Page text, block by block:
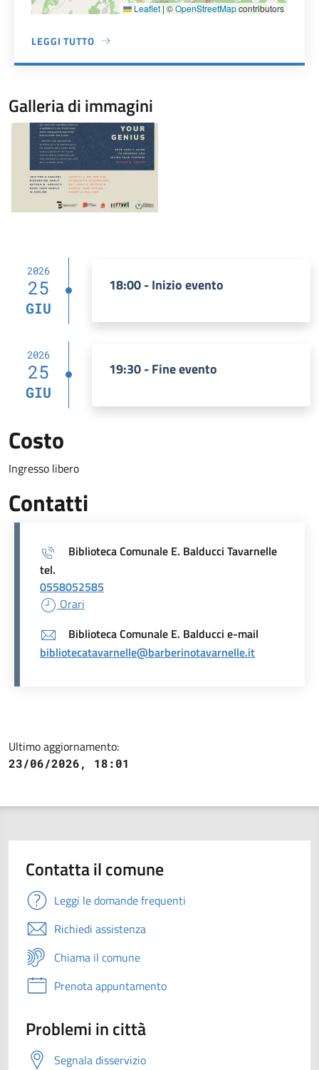
Leaflet | ©OpenStreetMapcontributors
LEGGI TUTTO
A PROPOSITO DI BIBLIOTECA COMUNALE ERNESTO
Galleria di immagini
Image
2026
25
GIU
18:00 - Inizio evento
2026
25
GIU
19:30 - Fine evento
Costo
Ingresso libero
Contatti
Biblioteca Comunale E. Balducci Tavarnelle
tel.
0558052585
Orari
Biblioteca Comunale E. Balducci e-mail
bibliotecatavarnelle@barberinotavarnelle.it
Ultimo aggiornamento:
23/06/2026, 18:01
Contatta il comune
Leggi le domande frequenti
Richiedi assistenza
Chiama il comune
Prenota appuntamento
Problemi in città
Segnala disservizio